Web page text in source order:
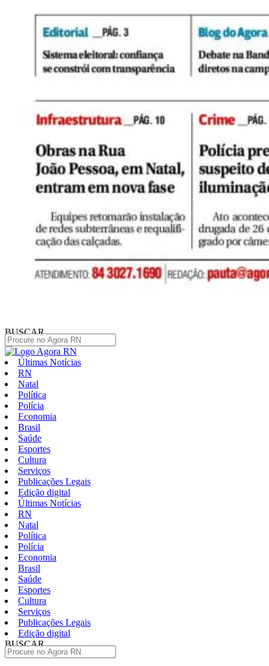
BUSCAR
Últimas Notícias
RN
Natal
Política
Polícia
Economia
Brasil
Saúde
Esportes
Cultura
Serviços
Publicações Legais
Edição digital
Últimas Notícias
RN
Natal
Política
Polícia
Economia
Brasil
Saúde
Esportes
Cultura
Serviços
Publicações Legais
Edição digital
BUSCAR